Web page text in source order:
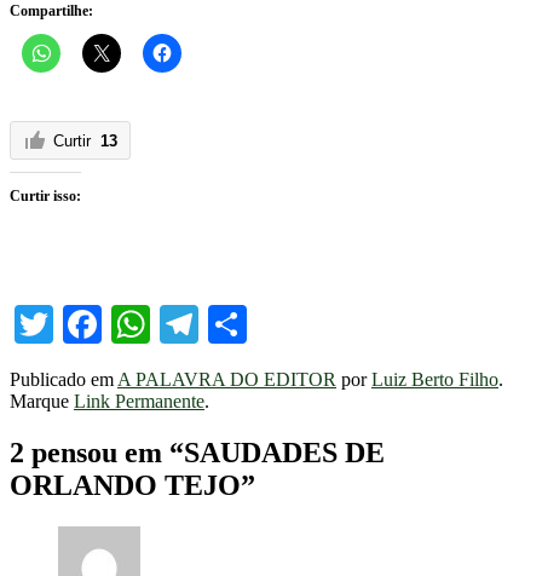
Compartilhe:
Curtir 13
Curtir isso:
TwitterFacebook
WhatsApp
Telegram
Publicado em A PALAVRA DO EDITOR porLuiz Berto Filho.
Marque Link Permanente.
2 pensou em “SAUDADES DE
ORLANDO TEJO”